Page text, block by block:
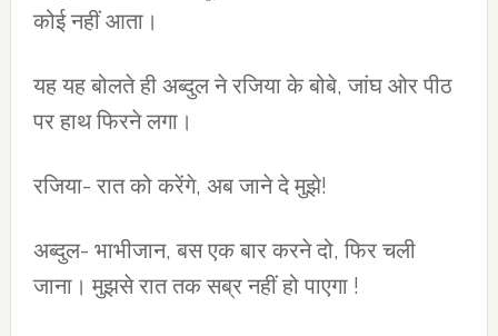
कोई नहीं आता।
यह यह बोलते ही अब्दुल ने रजिया के बोबे, जांघ ओर पीठ
पर हाथ फिरने लगा।
रजिया- रात को करेंगे, अब जाने दे मुझे!
अब्दुल- भाभीजान, बस एक बार करने दो, फिर चली
जाना। मुझसे रात तक सब्र नहीं हो पाएगा !